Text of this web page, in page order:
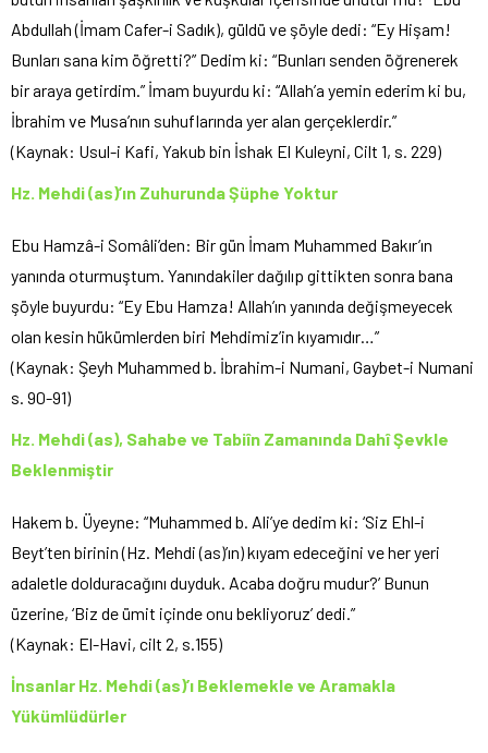
Abdullah (İmam Cafer-i Sadık), güldü ve şöyle dedi: “Ey Hişam!
Bunları sana kim öğretti?” Dedim ki: “Bunları senden öğrenerek
bir araya getirdim.” İmam buyurdu ki: “Allah’a yemin ederim ki bu,
İbrahim ve Musa’nın suhuflarında yer alan gerçeklerdir.”
(Kaynak: Usul-i Kafi, Yakub bin İshak El Kuleyni, Cilt 1, s. 229)
Hz. Mehdi (as)’ın Zuhurunda Şüphe Yoktur
Ebu Hamzâ-i Somâli’den: Bir gün İmam Muhammed Bakır’ın
yanında oturmuştum. Yanındakiler dağılıp gittikten sonra bana
şöyle buyurdu: “Ey Ebu Hamza! Allah’ın yanında değişmeyecek
olan kesin hükümlerden biri Mehdimiz’in kıyamıdır…”
(Kaynak: Şeyh Muhammed b. İbrahim-i Numani, Gaybet-i Numani
s. 90-91)
Hz. Mehdi (as), Sahabe ve Tabiîn Zamanında Dahî Şevkle
Beklenmiştir
Hakem b. Üyeyne: “Muhammed b. Ali’ye dedim ki: ‘Siz Ehl-i
Beyt’ten birinin (Hz. Mehdi (as)’ın) kıyam edeceğini ve her yeri
adaletle dolduracağını duyduk. Acaba doğru mudur?’ Bunun
üzerine, ‘Biz de ümit içinde onu bekliyoruz’ dedi.”
(Kaynak: El-Havi, cilt 2, s.155)
İnsanlar Hz. Mehdi (as)’ı Beklemekle ve Aramakla
Yükümlüdürler